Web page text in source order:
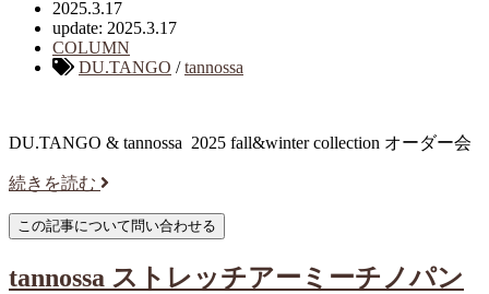
2025.3.17
update: 2025.3.17
COLUMN
DU.TANGO /tannossa
DU.TANGO & tannossa 2025 fall&winter collection オーダー会
続きを読む
tannossa ストレッチアーミーチノパン